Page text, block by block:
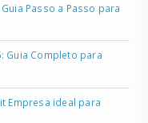
Passo a Passo para
Guia Completo para
Empresa ideal para